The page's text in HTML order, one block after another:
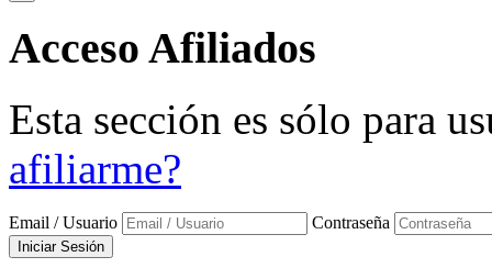
Acceso Afiliados
Esta sección es sólo para
afiliarme?
Email / Usuario Contraseña
Iniciar Sesión